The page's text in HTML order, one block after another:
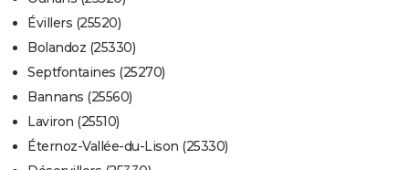
Évillers (25520)
Bolandoz (25330)
Septfontaines (25270)
Bannans (25560)
Laviron (25510)
Éternoz-Vallée-du-Lison (25330)